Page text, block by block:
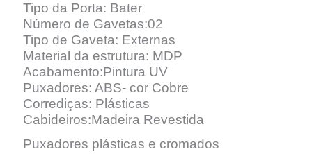
Tipo da Porta: Bater
Número de Gavetas:02
Tipo de Gaveta: Externas
Material da estrutura: MDP
Acabamento:Pintura UV
Puxadores: ABS- cor Cobre
Corrediças: Plásticas
Cabideiros:Madeira Revestida
Puxadores plásticas e cromados